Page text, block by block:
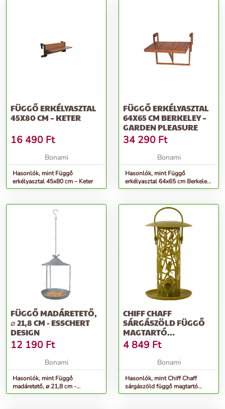
FÜGGŐ ERKÉLYASZTAL
45X80 CM – KETER
16 490 Ft
Bonami
Hasonlók, mint Függő
erkélyasztal 45x80 cm – Keter
FÜGGŐ ERKÉLYASZTAL
64X65 CM BERKELEY –
GARDEN PLEASURE
34 290 Ft
Bonami
Hasonlók, mint Függő
erkélyasztal 64x65 cm Berkeley
– Garden Pleasure
FÜGGŐ MADÁRETETŐ,
⌀ 21,8 CM - ESSCHERT
DESIGN
12 190 Ft
Bonami
Hasonlók, mint Függő
madáretető, ⌀ 21,8 cm -
Esschert Design
CHIFF CHAFF
SÁRGÁSZÖLD FÜGGŐ
MAGTARTÓ
MADÁRETETŐ -
ESSCHERT DESIGN
4 849 Ft
Bonami
Hasonlók, mint Chiff Chaff
sárgászöld függő magtartó
madáretető - Esschert Design